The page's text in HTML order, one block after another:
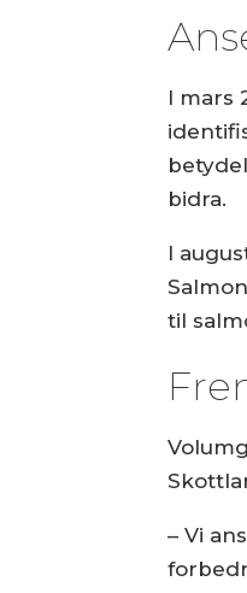
I mars
bidra.
I
til
– Vi